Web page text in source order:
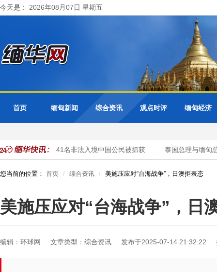
今天是： 2026年08月07日 星期五
首页 缅甸新闻 综合资讯 观点时评 缅甸经济
展清网行动 41名非法入境中国公民被抓获 泰国总理与缅甸总
您当前的位置： 首页 综合资讯 美施压应对“台海战争”，日澳拒表态
美施压应对“台海战争”，日
编辑：环球网 文章类型：综合资讯 发布于2025-07-14 21:32:22